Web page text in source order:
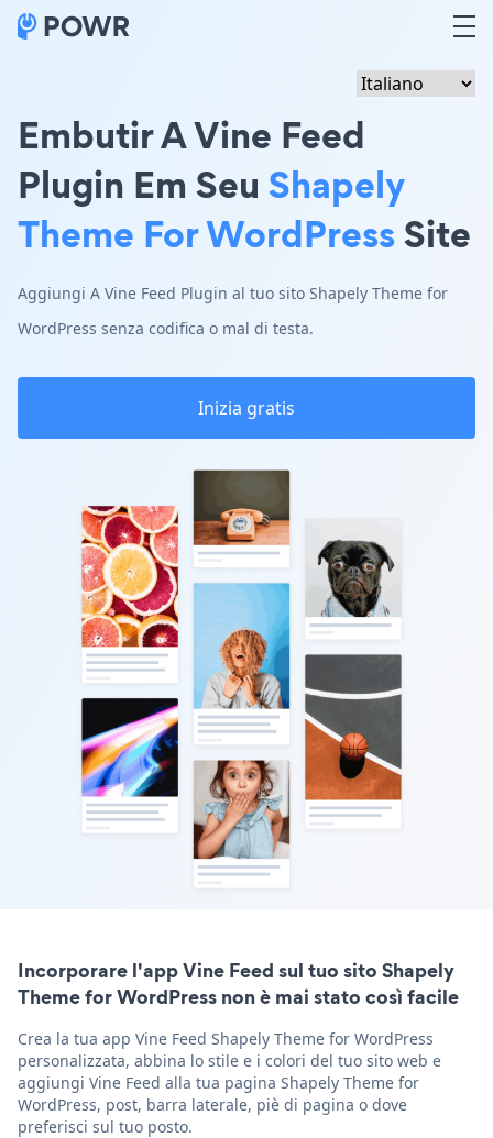
Embutir A Vine Feed
Plugin Em Seu Shapely
Theme For WordPressSite
Aggiungi A Vine Feed Plugin al tuo sito Shapely Theme for
WordPress senza codifica o mal di testa.
Inizia gratis
Incorporare l'app Vine Feed sul tuo sito Shapely
Theme for WordPress non è mai stato così facile
Crea la tua app Vine Feed Shapely Theme for WordPress
personalizzata, abbina lo stile e i colori del tuo sito web e
aggiungi Vine Feed alla tua pagina Shapely Theme for
WordPress, post, barra laterale, piè di pagina o dove
preferisci sul tuo posto.